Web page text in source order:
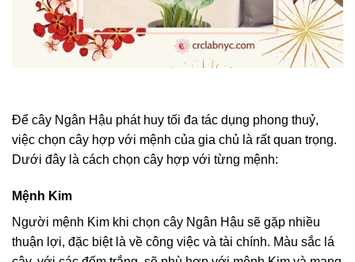
Để cây Ngân Hậu phát huy tối đa tác dụng phong thuỷ,
việc chọn cây hợp với mệnh của gia chủ là rất quan trọng.
Dưới đây là cách chọn cây hợp với từng mệnh:
Mệnh Kim
Người mệnh Kim khi chọn cây Ngân Hậu sẽ gặp nhiều
thuận lợi, đặc biệt là về công việc và tài chính. Màu sắc lá